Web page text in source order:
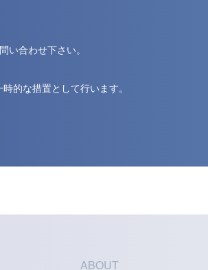
い合わせ下さい。
時的な措置として行います。
ABOUT